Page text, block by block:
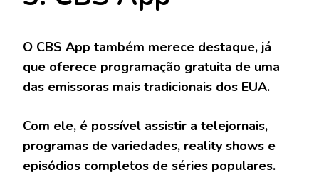
O CBS App também merece destaque, já
que oferece programação gratuita de uma
das emissoras mais tradicionais dos EUA.
Com ele, é possível assistir a telejornais,
programas de variedades, reality shows e
episódios completos de séries populares.